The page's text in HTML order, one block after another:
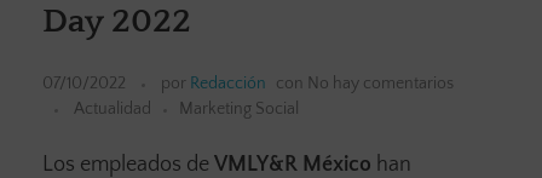
Day 2022
07/10/2022 por Redacción con No hay comentarios
Actualidad
Marketing Social
Los empleados de VMLY&R México han